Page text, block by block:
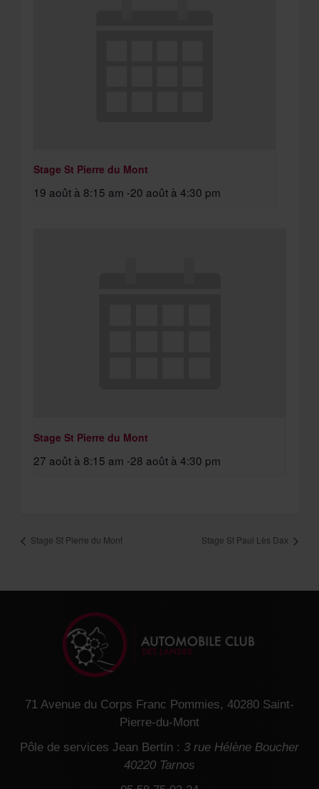
Stage St Pierre du Mont
19 août à 8:15 am -20 août à 4:30 pm
Stage St Pierre du Mont
27 août à 8:15 am -28 août à 4:30 pm
Stage St Pierre du Mont Stage St Paul Lès Dax
71 Avenue du Corps Franc Pommies, 40280 Saint-
Pierre-du-Mont
Pôle de services Jean Bertin : 3 rue Hélène Boucher
40220 Tarnos